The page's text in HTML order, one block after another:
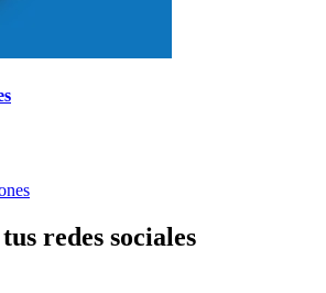
redes sociales